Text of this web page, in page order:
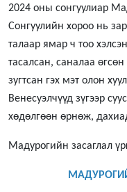
2024 оны сонгуулиар
Сонгуулийн хороо нь
талаар ямар ч тоо
тасалсан, саналаа
зугтсан гэх мэт олон
Венесуэлчүүд зүгээр
хөдөлгөөн өрнөж,
Мадурогийн засаглал